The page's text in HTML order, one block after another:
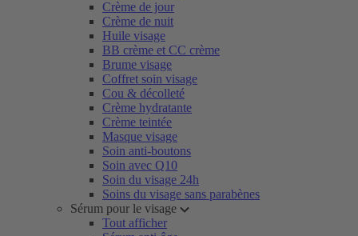
Crème de jour
Crème de nuit
Huile visage
BB crème et CC crème
Brume visage
Coffret soin visage
Cou & décolleté
Crème hydratante
Crème teintée
Masque visage
Soin anti-boutons
Soin avec Q10
Soin du visage 24h
Soins du visage sans parabènes
Sérum pour le visage
Tout afficher